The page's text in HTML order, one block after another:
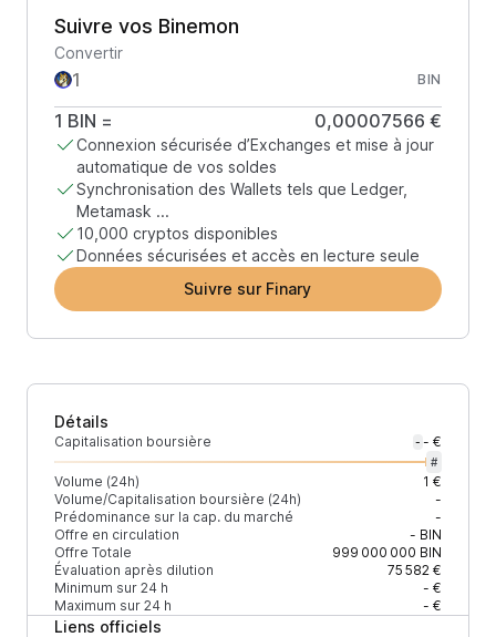
Suivre vos Binemon
Convertir
BIN
1 BIN = 0,00007566 €
Connexion sécurisée d’Exchanges et mise à jour
automatique de vos soldes
Synchronisation des Wallets tels que Ledger,
Metamask ...
10,000 cryptos disponibles
Données sécurisées et accès en lecture seule
Suivre sur Finary
Détails
Capitalisation boursière - - €
#
Volume (24h)
1 €
Volume/Capitalisation boursière (24h)
-
Prédominance sur la cap. du marché
-
Offre en circulation
- BIN
Offre Totale
999 000 000 BIN
Évaluation après dilution
75 582 €
Minimum sur 24 h
- €
Maximum sur 24 h
- €
Liens officiels